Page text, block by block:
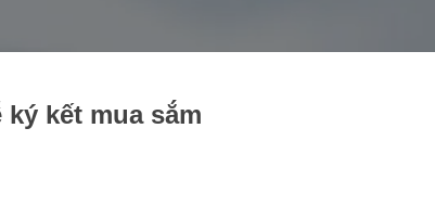
kết mua sắm